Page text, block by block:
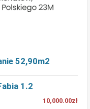
52,90m2
1.2
10,000.00zł